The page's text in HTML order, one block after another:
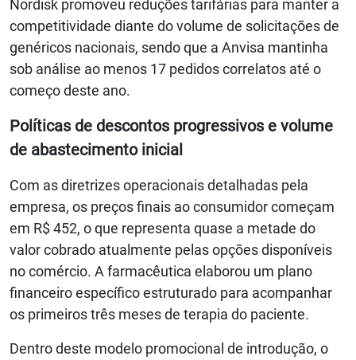
Nordisk promoveu reduções tarifárias para manter a
competitividade diante do volume de solicitações de
genéricos nacionais, sendo que a Anvisa mantinha
sob análise ao menos 17 pedidos correlatos até o
começo deste ano.
Políticas de descontos progressivos e volume
de abastecimento inicial
Com as diretrizes operacionais detalhadas pela
empresa, os preços finais ao consumidor começam
em R$ 452, o que representa quase a metade do
valor cobrado atualmente pelas opções disponíveis
no comércio. A farmacêutica elaborou um plano
financeiro específico estruturado para acompanhar
os primeiros três meses de terapia do paciente.
Dentro deste modelo promocional de introdução, o